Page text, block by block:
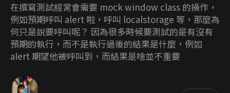
在撰寫測試經常會需要 mock window class 的操作，
例如預期呼叫 alert 啦，呼叫 localstorage 等，那麼為
何只是說要呼叫呢？ 因為很多時候要測試的是有沒有
預期的執行，而不是執行過後的結果是什麼，例如
alert 期望他被呼叫到，而結果是啥並不重要